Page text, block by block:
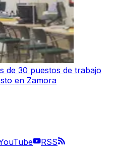
de 30 puestos de trabajo
en Zamora
RSS